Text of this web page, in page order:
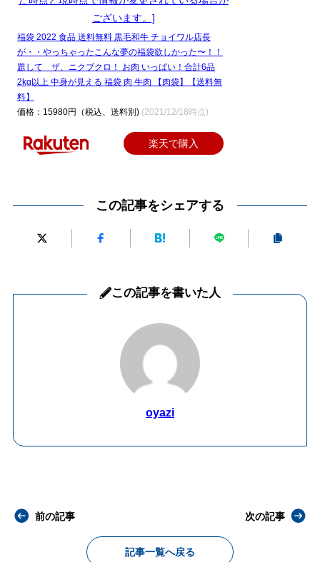
福袋 2022 食品 送料無料 黒毛和牛 チョイワル店長
が・・やっちゃったこんな夢の福袋欲しかった〜！！
題して ザ、ニクブクロ！ お肉 いっぱい！合計6品
2kg以上 中身が見える 福袋 肉 牛肉 【肉袋】【送料無
料】
価格：15980円（税込、送料別) (2021/12/18時点)
楽天で購入
この記事をシェアする
この記事を書いた人
oyazi
前の記事
記事一覧へ戻る
次の記事